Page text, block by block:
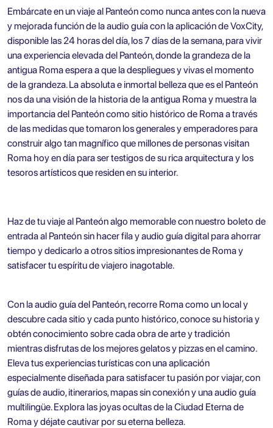
Embárcate en un viaje al Panteón como nunca antes con la nueva
y mejorada función de la audio guía con la aplicación de VoxCity,
disponible las 24 horas del día, los 7 días de la semana, para vivir
una experiencia elevada del Panteón, donde la grandeza de la
antigua Roma espera a que la despliegues y vivas el momento
de la grandeza. La absoluta e inmortal belleza que es el Panteón
nos da una visión de la historia de la antigua Roma y muestra la
importancia del Panteón como sitio histórico de Roma a través
de las medidas que tomaron los generales y emperadores para
construir algo tan magnífico que millones de personas visitan
Roma hoy en día para ser testigos de su rica arquitectura y los
tesoros artísticos que residen en su interior.
Haz de tu viaje al Panteón algo memorable con nuestro boleto de
entrada al Panteón sin hacer fila y audio guía digitalpara ahorrar
tiempo y dedicarlo a otros sitios impresionantes de Roma y
satisfacer tu espíritu de viajero inagotable.
Con la audio guía del Panteón, recorre Roma como un local y
descubre cada sitio y cada punto histórico, conoce su historia y
obtén conocimiento sobre cada obra de arte y tradición
mientras disfrutas de los mejores gelatos y pizzas en el camino.
Eleva tus experiencias turísticas con una aplicación
especialmente diseñada para satisfacer tu pasión por viajar, con
guías de audio, itinerarios, mapas sin conexión y una audio guía
multilingüe. Explora las joyas ocultas de la Ciudad Eterna de
Roma y déjate cautivar por su eterna belleza.